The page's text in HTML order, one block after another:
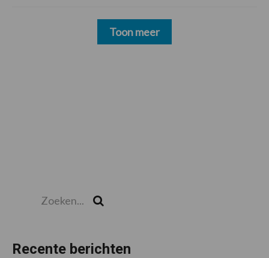
Toon meer
Recente berichten